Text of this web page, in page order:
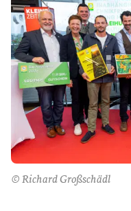
© Richard Großschädl